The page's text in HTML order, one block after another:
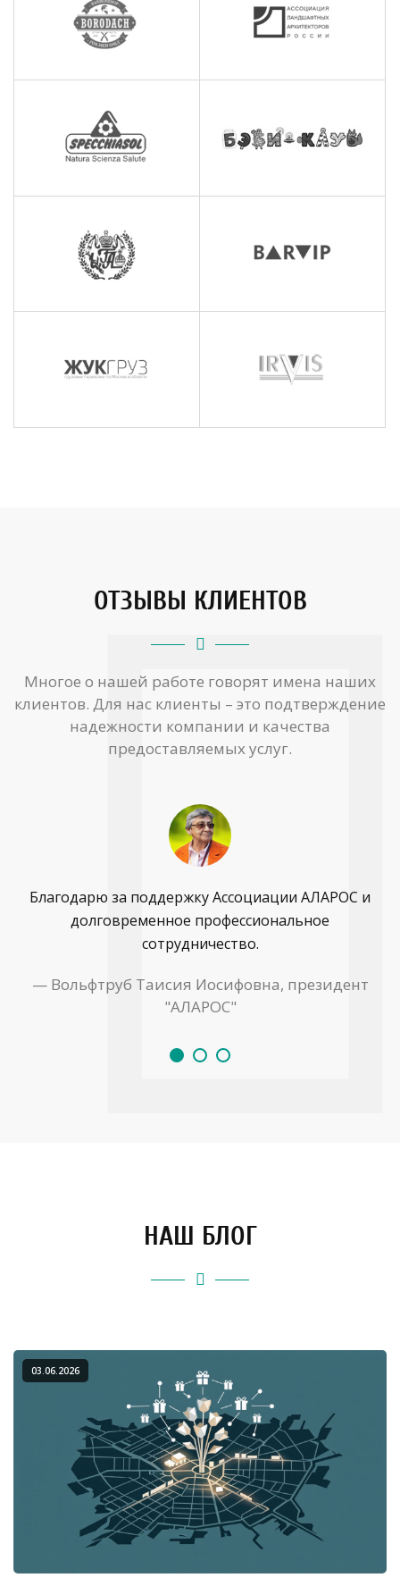
ОТЗЫВЫ КЛИЕНТОВ
Многое о нашей работе говорят имена наших
клиентов. Для нас клиенты – это подтверждение
надежности компании и качества
предоставляемых услуг.
Благодарю за поддержку Ассоциации АЛАРОС и
долговременное профессиональное
сотрудничество.
— Вольфтруб Таисия Иосифовна, президент
"АЛАРОС"
НАШ БЛОГ
03.06.2026